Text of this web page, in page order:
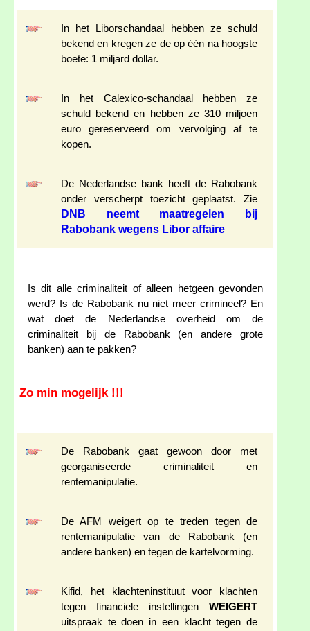
In het Liborschandaal hebben ze schuld
bekend en kregen ze de op één na hoogste
boete: 1 miljard dollar.
In het Calexico-schandaal hebben ze
schuld bekend en hebben ze 310 miljoen
euro gereserveerd om vervolging af te
kopen.
De Nederlandse bank heeft de Rabobank
onder verscherpt toezicht geplaatst. Zie
DNB neemt maatregelen bij
Rabobank wegens Libor affaire
Is dit alle criminaliteit of alleen hetgeen gevonden
werd? Is de Rabobank nu niet meer crimineel? En
wat doet de Nederlandse overheid om de
criminaliteit bij de Rabobank (en andere grote
banken) aan te pakken?
Zo min mogelijk !!!
De Rabobank gaat gewoon door met
georganiseerde criminaliteit en
rentemanipulatie.
De AFM weigert op te treden tegen de
rentemanipulatie van de Rabobank (en
andere banken) en tegen de kartelvorming.
Kifid, het klachteninstituut voor klachten
tegen financiele instellingen WEIGERT
uitspraak te doen in een klacht tegen de